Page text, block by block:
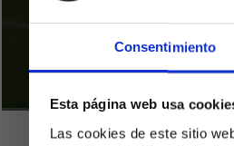
Consentimiento
Esta página web usa
Las cookies de este sitio